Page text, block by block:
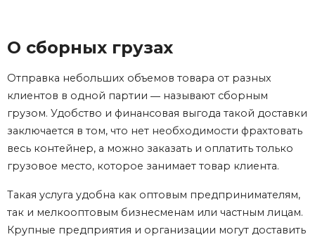
О сборных грузах
Отправка небольших объемов товара от разных
клиентов в одной партии ― называют сборным
грузом. Удобство и финансовая выгода такой доставки
заключается в том, что нет необходимости фрахтовать
весь контейнер, а можно заказать и оплатить только
грузовое место, которое занимает товар клиента.
Такая услуга удобна как оптовым предпринимателям,
так и мелкооптовым бизнесменам или частным лицам.
Крупные предприятия и организации могут доставить